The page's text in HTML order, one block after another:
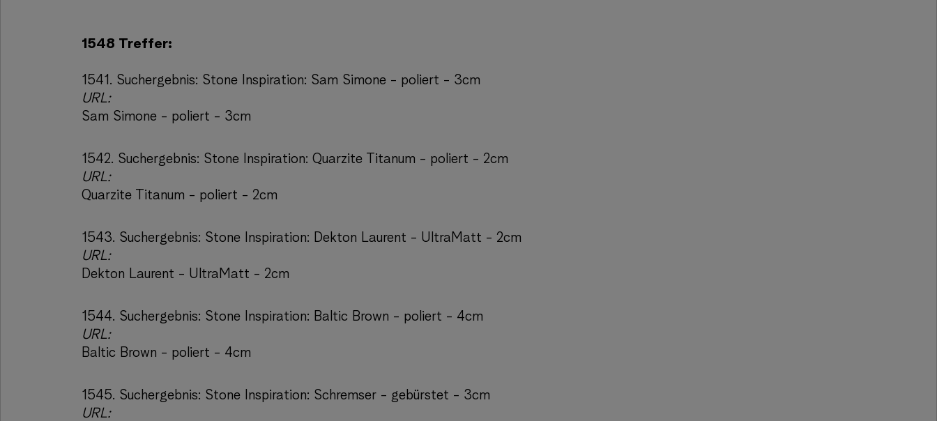
1548 Treffer:
1541. Suchergebnis: Stone Inspiration: Sam Simone - poliert - 3cm
URL:
Sam Simone - poliert - 3cm
1542. Suchergebnis: Stone Inspiration: Quarzite Titanum - poliert - 2cm
URL:
Quarzite Titanum - poliert - 2cm
1543. Suchergebnis: Stone Inspiration: Dekton Laurent - UltraMatt - 2cm
URL:
Dekton Laurent - UltraMatt - 2cm
1544. Suchergebnis: Stone Inspiration: Baltic Brown - poliert - 4cm
URL:
Baltic Brown - poliert - 4cm
1545. Suchergebnis: Stone Inspiration: Schremser - gebürstet - 3cm
URL: